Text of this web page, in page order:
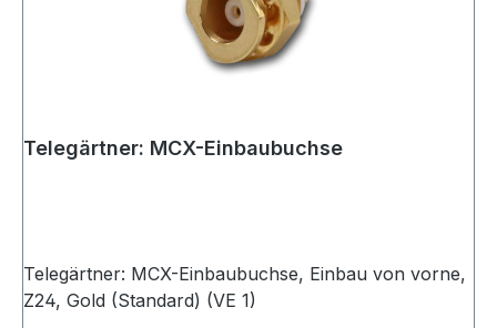
Telegärtner: MCX-Einbaubuchse
Telegärtner: MCX-Einbaubuchse, Einbau von vorne,
Z24, Gold (Standard) (VE 1)